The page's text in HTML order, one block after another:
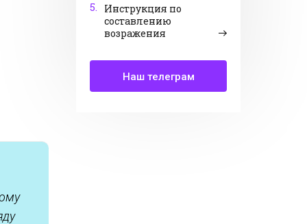
5.
Инструкция по
составлению
возражения
Наш телеграм